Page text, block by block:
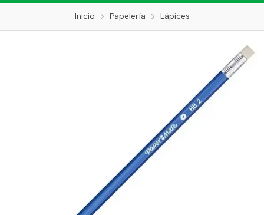
Inicio Papelería Lápices